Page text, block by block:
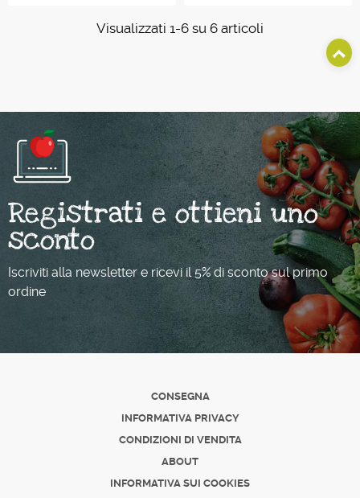
Visualizzati 1-6 su 6 articoli
Registrati e ottieni uno
sconto
Iscriviti alla newsletter e ricevi il 5% di sconto sul primo
ordine
CONSEGNA
INFORMATIVA PRIVACY
CONDIZIONI DI VENDITA
ABOUT
INFORMATIVA SUI COOKIES